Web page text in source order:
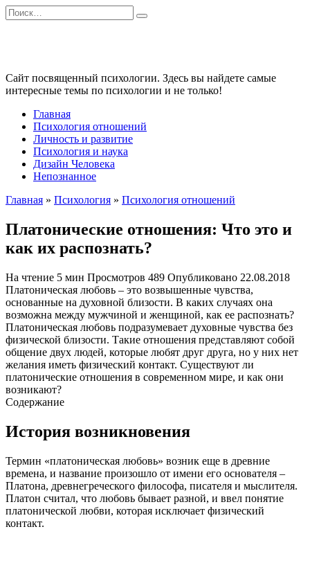
Перейти
к
Search
for:
Сайт посвященный психологии. Здесь вы найдете самые
интересные темы по психологии и не только!
Главная
Психология отношений
Личность и развитие
Психология и наука
Дизайн Человека
Непознанное
Главная » Психология » Психология отношений
Платонические отношения: Что это и
как их распознать?
На чтение 5 мин Просмотров 489 Опубликовано 22.08.2018
Платоническая любовь – это возвышенные чувства,
основанные на духовной близости. В каких случаях она
возможна между мужчиной и женщиной, как ее распознать?
Платоническая любовь подразумевает духовные чувства без
физической близости. Такие отношения представляют собой
общение двух людей, которые любят друг друга, но у них нет
желания иметь физический контакт. Существуют ли
платонические отношения в современном мире, и как они
возникают?
Содержание
История возникновения
Термин «платоническая любовь» возник еще в древние
времена, и название произошло от имени его основателя –
Платона, древнегреческого философа, писателя и мыслителя.
Платон считал, что любовь бывает разной, и ввел понятие
платонической любви, которая исключает физический
контакт.